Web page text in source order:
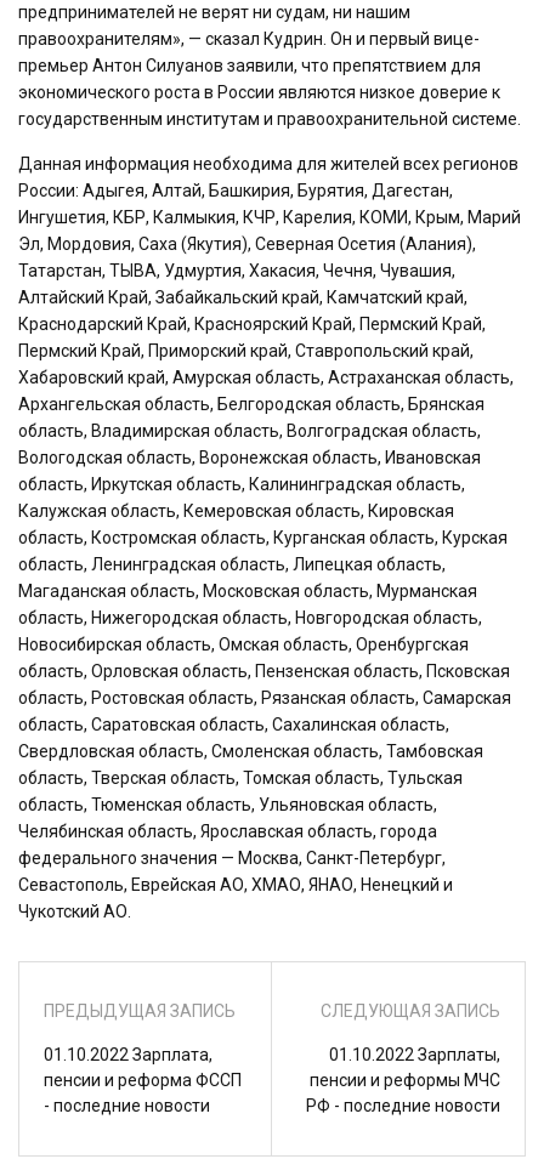
предпринимателей не верят ни судам, ни нашим
правоохранителям», — сказал Кудрин. Он и первый вице-
премьер Антон Силуанов заявили, что препятствием для
экономического роста в России являются низкое доверие к
государственным институтам и правоохранительной системе.
Данная информация необходима для жителей всех регионов
России: Адыгея, Алтай, Башкирия, Бурятия, Дагестан,
Ингушетия, КБР, Калмыкия, КЧР, Карелия, КОМИ, Крым, Марий
Эл, Мордовия, Саха (Якутия), Северная Осетия (Алания),
Татарстан, ТЫВА, Удмуртия, Хакасия, Чечня, Чувашия,
Алтайский Край, Забайкальский край, Камчатский край,
Краснодарский Край, Красноярский Край, Пермский Край,
Пермский Край, Приморский край, Ставропольский край,
Хабаровский край, Амурская область, Астраханская область,
Архангельская область, Белгородская область, Брянская
область, Владимирская область, Волгоградская область,
Вологодская область, Воронежская область, Ивановская
область, Иркутская область, Калининградская область,
Калужская область, Кемеровская область, Кировская
область, Костромская область, Курганская область, Курская
область, Ленинградская область, Липецкая область,
Магаданская область, Московская область, Мурманская
область, Нижегородская область, Новгородская область,
Новосибирская область, Омская область, Оренбургская
область, Орловская область, Пензенская область, Псковская
область, Ростовская область, Рязанская область, Самарская
область, Саратовская область, Сахалинская область,
Свердловская область, Смоленская область, Тамбовская
область, Тверская область, Томская область, Тульская
область, Тюменская область, Ульяновская область,
Челябинская область, Ярославская область, города
федерального значения — Москва, Санкт-Петербург,
Севастополь, Еврейская АО, ХМАО, ЯНАО, Ненецкий и
Чукотский АО.
ПРЕДЫДУЩАЯ ЗАПИСЬ
01.10.2022 Зарплата,
пенсии и реформа ФССП
- последние новости
СЛЕДУЮЩАЯ ЗАПИСЬ
01.10.2022 Зарплаты,
пенсии и реформы МЧС
РФ - последние новости